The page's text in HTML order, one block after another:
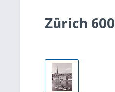
Zürich